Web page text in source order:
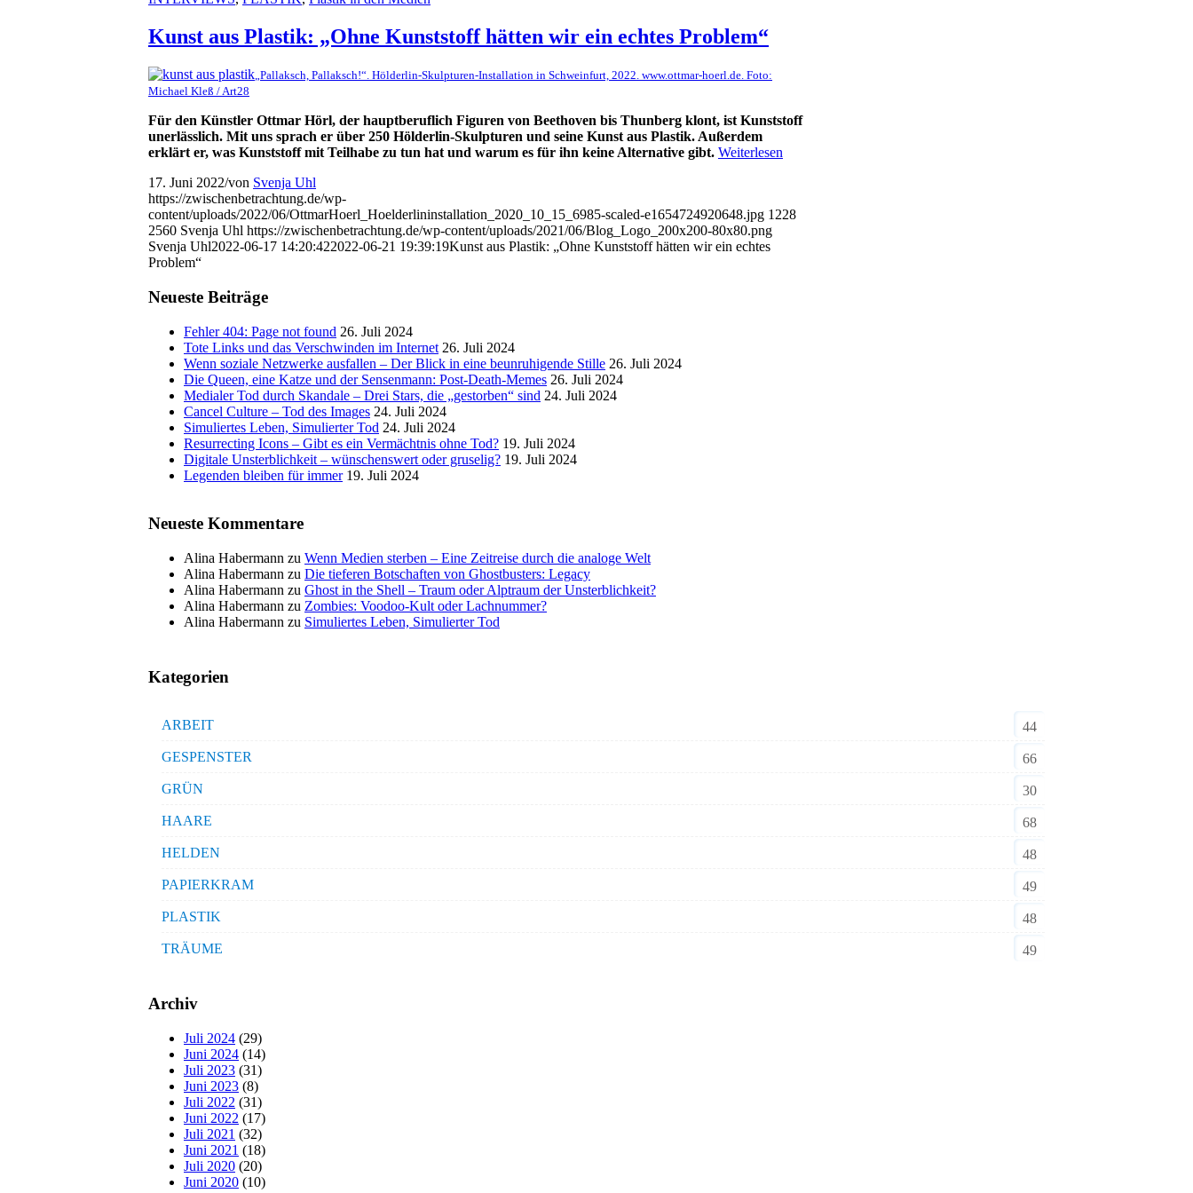
Kunst aus Plastik: „Ohne Kunststoff hätten wir ein echtes Problem“
„Pallaksch, Pallaksch!“. Hölderlin-Skulpturen-Installation in Schweinfurt, 2022. www.ottmar-hoerl.de. Foto:
Michael Kleß / Art28
Für den Künstler Ottmar Hörl, der hauptberuflich Figuren von Beethoven bis Thunberg klont, ist Kunststoff
unerlässlich. Mit uns sprach er über 250 Hölderlin-Skulpturen und seine Kunst aus Plastik. Außerdem
erklärt er, was Kunststoff mit Teilhabe zu tun hat und warum es für ihn keine Alternative gibt. Weiterlesen
17. Juni 2022/von Svenja Uhl
https://zwischenbetrachtung.de/wp-
content/uploads/2022/06/OttmarHoerl_Hoelderlininstallation_2020_10_15_6985-scaled-e1654724920648.jpg 1228
2560 Svenja Uhl https://zwischenbetrachtung.de/wp-content/uploads/2021/06/Blog_Logo_200x200-80x80.png
Svenja Uhl2022-06-17 14:20:422022-06-21 19:39:19Kunst aus Plastik: „Ohne Kunststoff hätten wir ein echtes
Problem“
Neueste Beiträge
Fehler 404: Page not found 26. Juli 2024
Tote Links und das Verschwinden im Internet 26. Juli 2024
Wenn soziale Netzwerke ausfallen – Der Blick in eine beunruhigende Stille 26. Juli 2024
Die Queen, eine Katze und der Sensenmann: Post-Death-Memes 26. Juli 2024
Medialer Tod durch Skandale – Drei Stars, die „gestorben“ sind 24. Juli 2024
Cancel Culture – Tod des Images 24. Juli 2024
Simuliertes Leben, Simulierter Tod 24. Juli 2024
Resurrecting Icons – Gibt es ein Vermächtnis ohne Tod? 19. Juli 2024
Digitale Unsterblichkeit – wünschenswert oder gruselig? 19. Juli 2024
Legenden bleiben für immer 19. Juli 2024
Neueste Kommentare
Alina Habermann zu Wenn Medien sterben – Eine Zeitreise durch die analoge Welt
Alina Habermann zu Die tieferen Botschaften von Ghostbusters: Legacy
Alina Habermann zu Ghost in the Shell – Traum oder Alptraum der Unsterblichkeit?
Alina Habermann zu Zombies: Voodoo-Kult oder Lachnummer?
Alina Habermann zu Simuliertes Leben, Simulierter Tod
Kategorien
ARBEIT
44
GESPENSTER
66
GRÜN
30
HAARE
68
HELDEN
48
PAPIERKRAM
49
PLASTIK
48
TRÄUME
49
Archiv
Juli 2024 (29)
Juni 2024 (14)
Juli 2023 (31)
Juni 2023 (8)
Juli 2022 (31)
Juni 2022 (17)
Juli 2021 (32)
Juni 2021 (18)
Juli 2020 (20)
Juni 2020 (10)